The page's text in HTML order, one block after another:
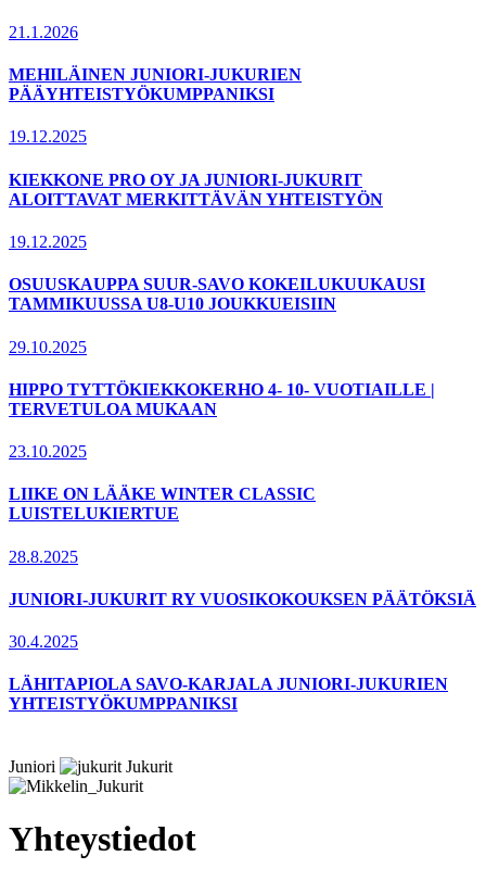
21.1.2026
MEHILÄINEN JUNIORI-JUKURIEN
PÄÄYHTEISTYÖKUMPPANIKSI
19.12.2025
KIEKKONE PRO OY JA JUNIORI-JUKURIT
ALOITTAVAT MERKITTÄVÄN YHTEISTYÖN
19.12.2025
OSUUSKAUPPA SUUR-SAVO KOKEILUKUUKAUSI
TAMMIKUUSSA U8-U10 JOUKKUEISIIN
29.10.2025
HIPPO TYTTÖKIEKKOKERHO 4- 10- VUOTIAILLE |
TERVETULOA MUKAAN
23.10.2025
LIIKE ON LÄÄKE WINTER CLASSIC
LUISTELUKIERTUE
28.8.2025
JUNIORI-JUKURIT RY VUOSIKOKOUKSEN PÄÄTÖKSIÄ
30.4.2025
LÄHITAPIOLA SAVO-KARJALA JUNIORI-JUKURIEN
YHTEISTYÖKUMPPANIKSI
Juniori Jukurit
Yhteystiedot